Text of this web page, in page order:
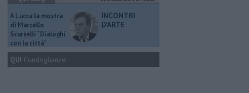
A Lucca la mostra
di Marcello
Scarselli “Dialoghi
con la città"
INCONTRI
D'ARTE
QUI Condoglianze